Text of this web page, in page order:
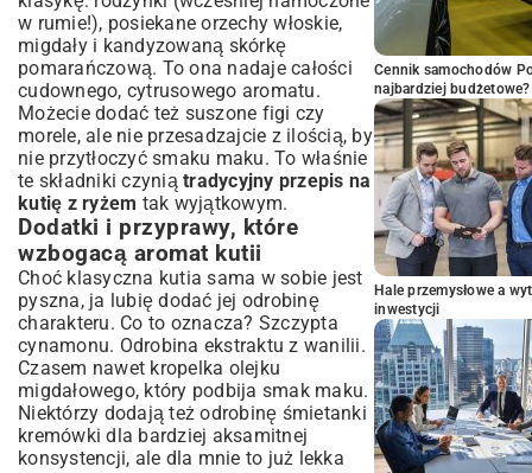
w rumie!), posiekane orzechy włoskie,
migdały i kandyzowaną skórkę
pomarańczową. To ona nadaje całości
cudownego, cytrusowego aromatu.
Możecie dodać też suszone figi czy
morele, ale nie przesadzajcie z ilością, by
nie przytłoczyć smaku maku. To właśnie
te składniki czynią tradycyjny przepis na
kutię z ryżem tak wyjątkowym.
Dodatki i przyprawy, które
wzbogacą aromat kutii
Choć klasyczna kutia sama w sobie jest
pyszna, ja lubię dodać jej odrobinę
charakteru. Co to oznacza? Szczypta
cynamonu. Odrobina ekstraktu z wanilii.
Czasem nawet kropelka olejku
migdałowego, który podbija smak maku.
Niektórzy dodają też odrobinę śmietanki
kremówki dla bardziej aksamitnej
konsystencji, ale dla mnie to już lekka
Cennik samochodów
najbardziej budżetowe?
Hale przemysłowe a
inwestycji